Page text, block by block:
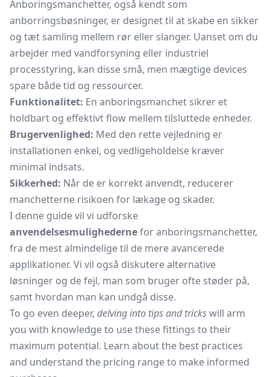
Anboringsmanchetter, også kendt som
anborringsbøsninger, er designet til at skabe en sikker
og tæt samling mellem rør eller slanger. Uanset om du
arbejder med vandforsyning eller industriel
processtyring, kan disse små, men mægtige devices
spare både tid og ressourcer.
Funktionalitet: En anboringsmanchet sikrer et
holdbart og effektivt flow mellem tilsluttede enheder.
Brugervenlighed: Med den rette vejledning er
installationen enkel, og vedligeholdelse kræver
minimal indsats.
Sikkerhed: Når de er korrekt anvendt, reducerer
manchetterne risikoen for lækage og skader.
I denne guide vil vi udforske
anvendelsesmulighedernefor anboringsmanchetter,
fra de mest almindelige til de mere avancerede
applikationer. Vi vil også diskutere alternative
løsninger og de fejl, man som bruger ofte støder på,
samt hvordan man kan undgå disse.
To go even deeper, delving into tips and trickswill arm
you with knowledge to use these fittings to their
maximum potential. Learn about the best practices
and understand the pricing range to make informed